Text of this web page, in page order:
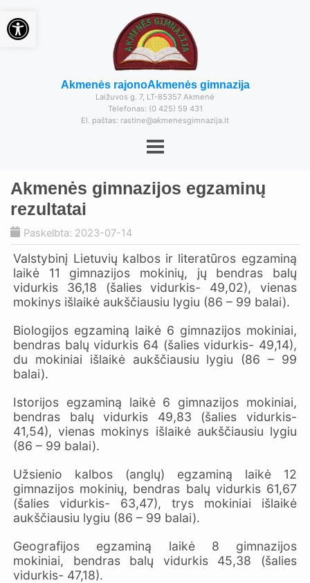
Akmenės rajonoAkmenės gimnazija
Laižuvos g. 7, LT-85357 Akmenė
Telefonas: (0 425) 59 431
El. paštas: rastine@akmenesgimnazija.lt
Akmenės gimnazijos egzaminų
rezultatai
Paskelbta: 2023-07-14
Valstybinį Lietuvių kalbos ir literatūros egzaminą
laikė 11 gimnazijos mokinių, jų bendras balų
vidurkis 36,18 (šalies vidurkis- 49,02), vienas
mokinys išlaikė aukščiausiu lygiu (86 – 99 balai).
Biologijos egzaminą laikė 6 gimnazijos mokiniai,
bendras balų vidurkis 64 (šalies vidurkis- 49,14),
du mokiniai išlaikė aukščiausiu lygiu (86 – 99
balai).
Istorijos egzaminą laikė 6 gimnazijos mokiniai,
bendras balų vidurkis 49,83 (šalies vidurkis-
41,54), vienas mokinys išlaikė aukščiausiu lygiu
(86 – 99 balai).
Užsienio kalbos (anglų) egzaminą laikė 12
gimnazijos mokinių, bendras balų vidurkis 61,67
(šalies vidurkis- 63,47), trys mokiniai išlaikė
aukščiausiu lygiu (86 – 99 balai).
Geografijos egzaminą laikė 8 gimnazijos
mokiniai, bendras balų vidurkis 45,38 (šalies
vidurkis- 47,18).
Open toolbar